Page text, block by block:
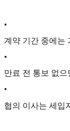
•
계약 기간 중에는
•
만료 전 통보 없으
•
협의 이사는 세입